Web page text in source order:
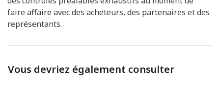
faire affaire avec des acheteurs, des partenaires et des
représentants.
Vous devriez également consulter